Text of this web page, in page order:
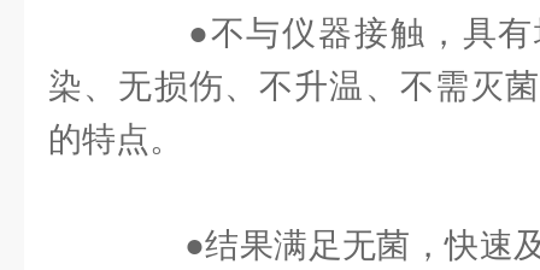
●不与仪器接触，具有
染、无损伤、不升温、不需灭
的特点。
●结果满足无菌，快速及